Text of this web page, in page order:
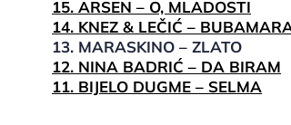
15. ARSEN – O, MLADOSTI
14. KNEZ & LEČIĆ –
13. MARASKINO – ZLATO
12. NINA BADRIĆ – DA BIRAM
11. BIJELO DUGME – SELMA